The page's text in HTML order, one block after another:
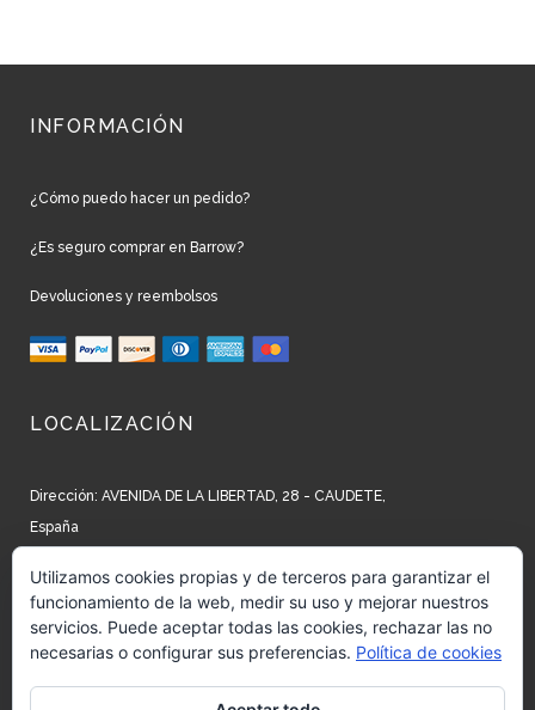
INFORMACIÓN
¿Cómo puedo hacer un pedido?
¿Es seguro comprar en Barrow?
Devoluciones y reembolsos
LOCALIZACIÓN
Dirección: AVENIDA DE LA LIBERTAD, 28 - CAUDETE,
España
Teléfono: +34 965 827 250
Email: info@barrow.es
REDES SOCIALES
Utilizamos cookies propias y de terceros para garantizar el
funcionamiento de la web, medir su uso y mejorar nuestros
servicios. Puede aceptar todas las cookies, rechazar las no
necesarias o configurar sus preferencias. Política de cookies